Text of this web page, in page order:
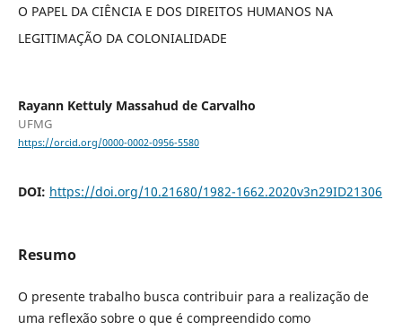
O PAPEL DA CIÊNCIA E DOS DIREITOS HUMANOS NA
LEGITIMAÇÃO DA COLONIALIDADE
Rayann Kettuly Massahud de Carvalho
UFMG
https://orcid.org/0000-0002-0956-5580
DOI: https://doi.org/10.21680/1982-1662.2020v3n29ID21306
Resumo
O presente trabalho busca contribuir para a realização de
uma reflexão sobre o que é compreendido como